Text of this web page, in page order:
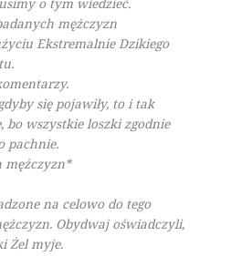
mężczyzn
Ekstremalnie Dzikiego
się pojawiły, to i tak
wszystkie loszki zgodnie
pachnie.
mężczyzn*
na celowo do tego
Obydwaj oświadczyli,
Żel myje.